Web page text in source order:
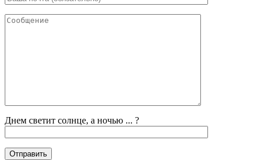
Днем светит солнце, а ночью ... ?